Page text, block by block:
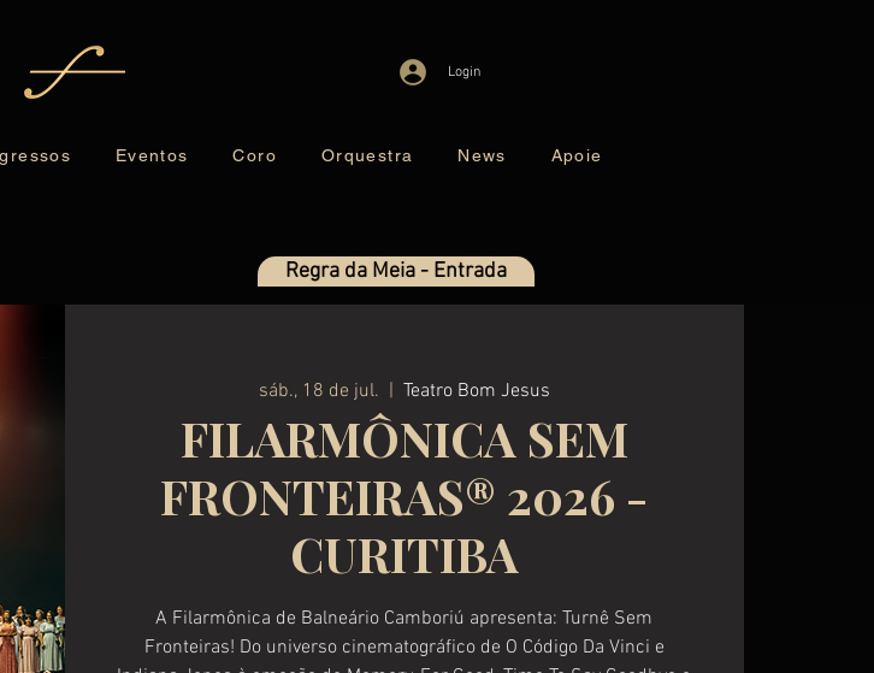
Login
Eventos Coro Orquestra News Apoie
Regra da Meia - Entrada
sáb., 18 de jul.
  |
Teatro Bom Jesus
FILARMÔNICA SEM
FRONTEIRAS® 2026 -
CURITIBA
A Filarmônica de Balneário Camboriú apresenta: Turnê Sem
Fronteiras! Do universo cinematográfico de O Código Da Vinci e